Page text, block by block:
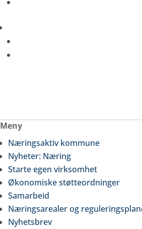
Meny
Næringsaktiv kommune
Nyheter: Næring
Starte egen virksomhet
Økonomiske støtteordninger
Samarbeid
Næringsarealer og
Nyhetsbrev